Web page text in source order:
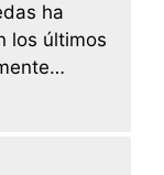
ha
los últimos